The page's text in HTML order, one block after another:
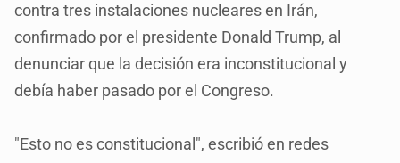
contra tres instalaciones nucleares en Irán,
confirmado por el presidente Donald Trump, al
denunciar que la decisión era inconstitucional y
debía haber pasado por el Congreso.
"Esto no es constitucional", escribió en redes